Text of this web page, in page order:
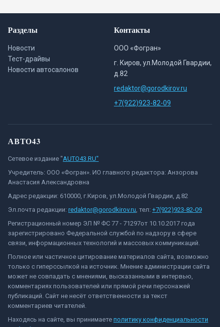
Разделы
Новости
Тест-драйвы
Новости автосалонов
Контакты
ООО «Фогран»
г. Киров, ул.Молодой Гвардии,
д.82
redaktor@gorodkirov.ru
+7(922)923-82-09
АВТО43
Сетевое издание "AUTO43.RU"
Учредитель: ООО «Фогран». ИО главного редактора: Анзорова
Анастасия Александровна
Адрес редакции: 610000, г.Киров, ул.Молодой Гвардии, д.82
Эл.почта редакции: redaktor@gorodkirov.ru, тел: +7(922)923-82-09
Регистрационный номер ЭЛ № ФС 77 - 71297от 10.10.2017 года
зарегистрировано Федеральной службой по надзору в сфере
связи, информационных технологий и массовых коммуникаций.
Полное или частичное цитирование материалов сайта, возможно
только с гиперссылкой на источник. Мнение администрации сайта
может не совпадать с мнениями, высказанными в интервью,
комментариях пользователей или прямой речи персонажей
публикаций. Сайт не несёт ответственности за текст
комментариев читателей.
Находясь на сайте, вы принимаете политику конфиденциальности